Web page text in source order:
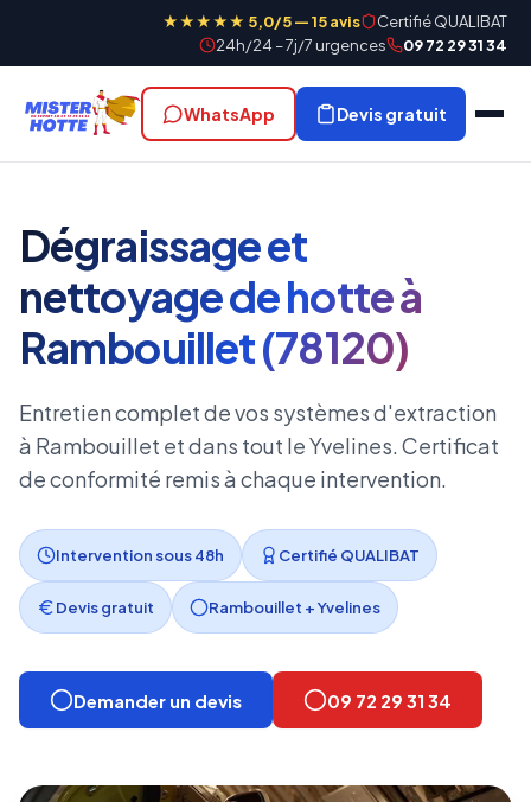
★★★★★ 5,0/5 — 15 avis
Certifié QUALIBAT
24h/24 – 7j/7 urgences
09 72 29 31 34
WhatsApp Devis gratuit
Dégraissage et
nettoyage de hotte à
Rambouillet (78120)
Entretien complet de vos systèmes d'extraction
à Rambouillet et dans tout le Yvelines. Certificat
de conformité remis à chaque intervention.
Intervention sous 48h Certifié QUALIBAT
Devis gratuit Rambouillet + Yvelines
Demander un devis 09 72 29 31 34